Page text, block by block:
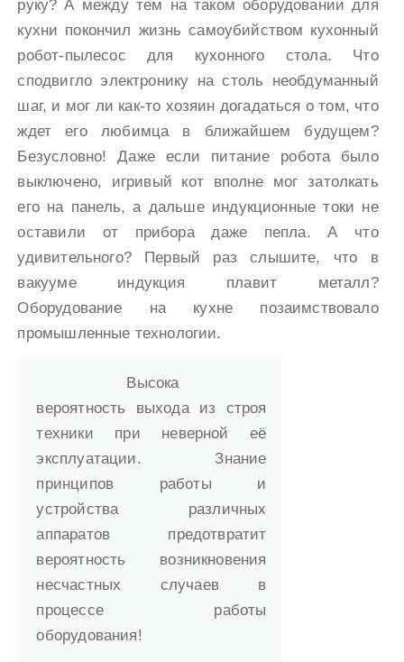
руку? А между тем на таком оборудовании для
кухни покончил жизнь самоубийством кухонный
робот-пылесос для кухонного стола. Что
сподвигло электронику на столь необдуманный
шаг, и мог ли как-то хозяин догадаться о том, что
ждет его любимца в ближайшем будущем?
Безусловно! Даже если питание робота было
выключено, игривый кот вполне мог затолкать
его на панель, а дальше индукционные токи не
оставили от прибора даже пепла. А что
удивительного? Первый раз слышите, что в
вакууме индукция плавит металл?
Оборудование на кухне позаимствовало
промышленные технологии.
Высока
вероятность выхода из строя
техники при неверной её
эксплуатации. Знание
принципов работы и
устройства различных
аппаратов предотвратит
вероятность возникновения
несчастных случаев в
процессе работы
оборудования!